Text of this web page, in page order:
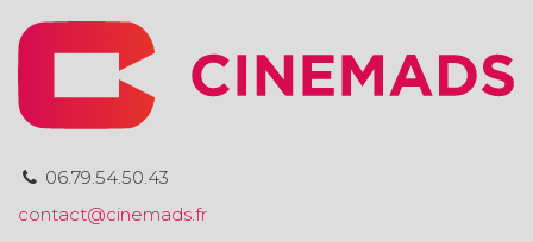
06.79.54.50.43
contact@cinemads.fr